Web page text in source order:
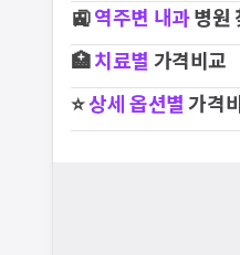
🚉역주변 내과병원
🏥치료별 가격비교
⭐상세 옵션별가격